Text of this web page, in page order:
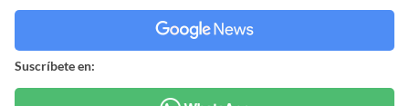
Suscríbete en: